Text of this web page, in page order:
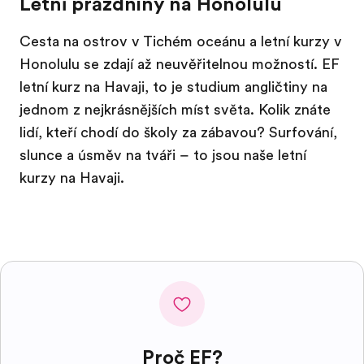
Cesta na ostrov v Tichém oceánu a letní kurzy v
Honolulu se zdají až neuvěřitelnou možností. EF
letní kurz na Havaji, to je studium angličtiny na
jednom z nejkrásnějších míst světa. Kolik znáte
lidí, kteří chodí do školy za zábavou? Surfování,
slunce a úsměv na tváři – to jsou naše letní
kurzy na Havaji.
Proč EF?